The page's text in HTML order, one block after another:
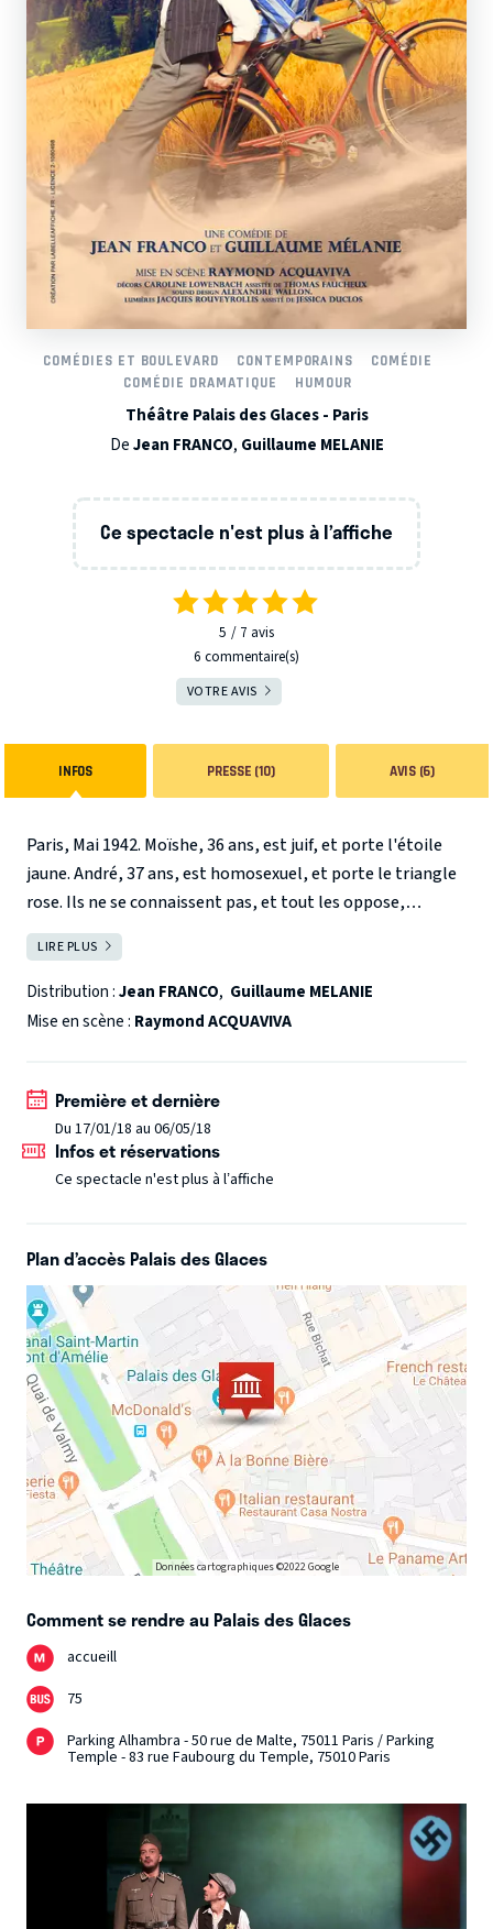
COMÉDIES ET BOULEVARD CONTEMPORAINS
COMÉDIE
COMÉDIE DRAMATIQUE
HUMOUR
Théâtre Palais des Glaces - Paris
DeJean FRANCO, Guillaume MELANIE
Ce spectacle n'est plus à l’affiche
5 7 avis
6 commentaire(s)
VOTRE AVIS
INFOS PRESSE (10) AVIS (6)
Paris, Mai 1942. Moïshe, 36 ans, est juif, et porte l'étoile
jaune. André, 37 ans, est homosexuel, et porte le triangle
rose. Ils ne se connaissent pas, et tout les oppose,
jusqu'au jour où ils parviennent à s'enfuir tous les deux, du
siège de la Gestapo, menottés l'un à l'autre ! L'épopée
folle et drôle de deux héros ordinaires, obligés de faire la
route ensemble, pour gagner la zone libre...
LIRE PLUS
Distribution :Jean FRANCO, Guillaume MELANIE
Mise en scène : Raymond ACQUAVIVA
Première et dernière
Du 17/01/18 au 06/05/18
Infos et réservations
Ce spectacle n'est plus à l’affiche
Plan d’accès Palais des Glaces
Données cartographiques ©2022 Google
Comment se rendre au Palais des Glaces
accueill
75
Parking Alhambra - 50 rue de Malte, 75011 Paris / Parking
Temple - 83 rue Faubourg du Temple, 75010 Paris